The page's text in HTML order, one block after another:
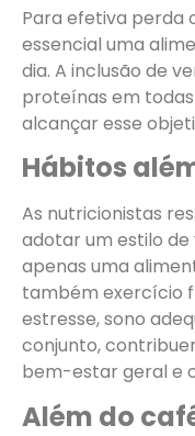
Para efetiva perda
essencial uma
dia. A inclusão de
proteínas em
alcançar esse
Hábitos
As nutricionistas
adotar um estilo de
apenas uma
também exercício
estresse, sono
conjunto,
bem-estar geral e
Além do